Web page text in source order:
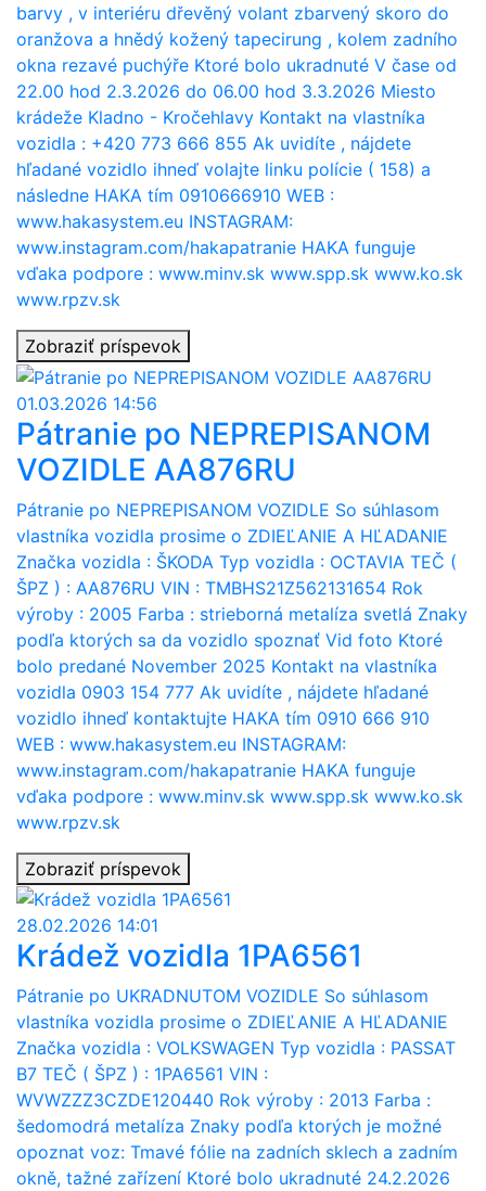
barvy , v interiéru dřevěný volant zbarvený skoro do
oranžova a hnědý kožený tapecirung , kolem zadního
okna rezavé puchýře Ktoré bolo ukradnuté V čase od
22.00 hod 2.3.2026 do 06.00 hod 3.3.2026 Miesto
krádeže Kladno - Kročehlavy Kontakt na vlastníka
vozidla : +420 773 666 855 Ak uvidíte , nájdete
hľadané vozidlo ihneď volajte linku polície ( 158) a
následne HAKA tím 0910666910 WEB :
www.hakasystem.eu INSTAGRAM:
www.instagram.com/hakapatranie HAKA funguje
vďaka podpore : www.minv.sk www.spp.sk www.ko.sk
www.rpzv.sk
Zobraziť príspevok
01.03.2026 14:56
Pátranie po NEPREPISANOM
VOZIDLE AA876RU
Pátranie po NEPREPISANOM VOZIDLE So súhlasom
vlastníka vozidla prosime o ZDIEĽANIE A HĽADANIE
Značka vozidla : ŠKODA Typ vozidla : OCTAVIA TEČ (
ŠPZ ) : AA876RU VIN : TMBHS21Z562131654 Rok
výroby : 2005 Farba : strieborná metalíza svetlá Znaky
podľa ktorých sa da vozidlo spoznať Vid foto Ktoré
bolo predané November 2025 Kontakt na vlastníka
vozidla 0903 154 777 Ak uvidíte , nájdete hľadané
vozidlo ihneď kontaktujte HAKA tím 0910 666 910
WEB : www.hakasystem.eu INSTAGRAM:
www.instagram.com/hakapatranie HAKA funguje
vďaka podpore : www.minv.sk www.spp.sk www.ko.sk
www.rpzv.sk
Zobraziť príspevok
28.02.2026 14:01
Krádež vozidla 1PA6561
Pátranie po UKRADNUTOM VOZIDLE So súhlasom
vlastníka vozidla prosime o ZDIEĽANIE A HĽADANIE
Značka vozidla : VOLKSWAGEN Typ vozidla : PASSAT
B7 TEČ ( ŠPZ ) : 1PA6561 VIN :
WVWZZZ3CZDE120440 Rok výroby : 2013 Farba :
šedomodrá metalíza Znaky podľa ktorých je možné
opoznat voz: Tmavé fólie na zadních sklech a zadním
okně, tažné zařízení Ktoré bolo ukradnuté 24.2.2026